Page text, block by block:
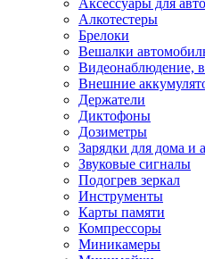
Алкотестеры
Брелоки
Вешалки
Видеонаблюдение,
Внешние
Держатели
Диктофоны
Дозиметры
Зарядки для дома и
Звуковые сигналы
Подогрев зеркал
Инструменты
Карты памяти
Компрессоры
Миникамеры